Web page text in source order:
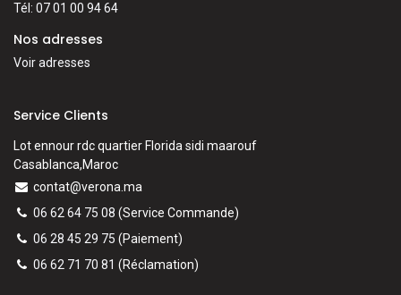
Tél: 07 01 00 94 64
Nos adresses
Voir adresses
Service Clients
Lot ennour rdc quartier Florida sidi maarouf
Casablanca,Maroc
contat@verona.ma
06 62 64 75 08 (Service Commande)
06 28 45 29 75 (Paiement)
06 62 71 70 81 (Réclamation)